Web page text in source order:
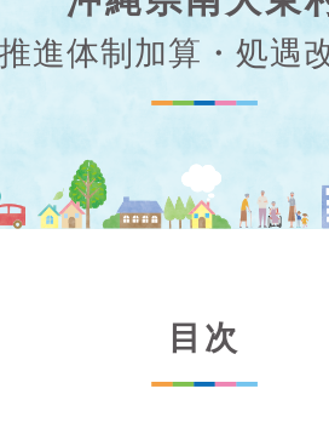
進体制加算・処遇
目次